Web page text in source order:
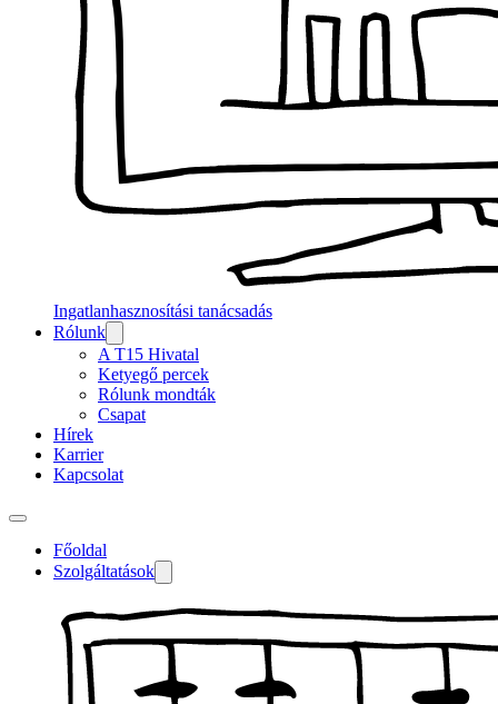
Ingatlanhasznosítási tanácsadás
Rólunk
A T15 Hivatal
Ketyegő percek
Rólunk mondták
Csapat
Hírek
Karrier
Kapcsolat
Főoldal
Szolgáltatások